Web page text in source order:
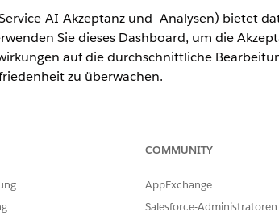
AI-Akzeptanz und -Analysen) bietet
Sie dieses Dashboard, um die
auf die durchschnittliche
zu überwachen.
mit der Service-AI-Akzeptanz und
Analytics.
COMMUNITY
AppExchange
Salesforce-Administratoren